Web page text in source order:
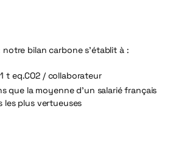
notre bilan carbone s’établit à :
t eq.CO2 / collaborateur
que la moyenne d’un salarié français
les plus vertueuses